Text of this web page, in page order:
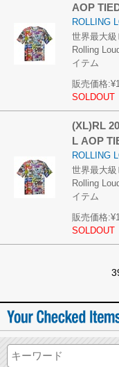
AOP
ROLLING
世界最大級
Rolling
イテム
販売価格:
SOLDOUT
(XL)RL
L AOP
ROLLING
世界最大級
Rolling
イテム
販売価格:
SOLDOUT